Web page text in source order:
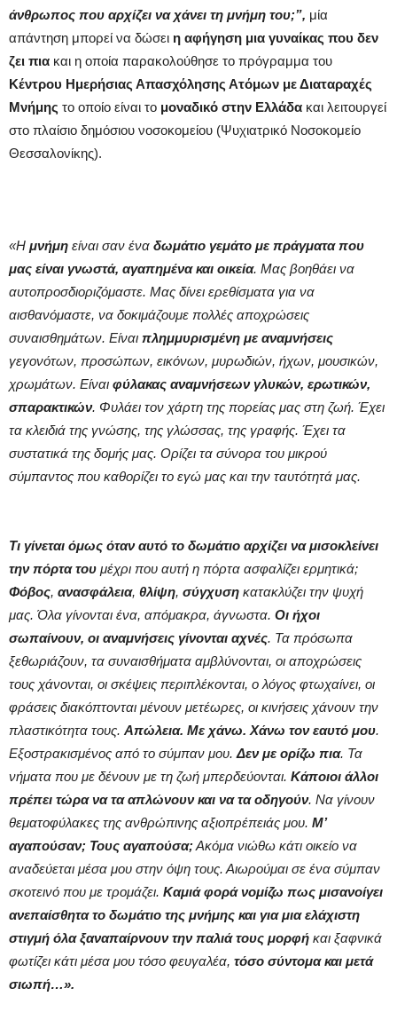
άνθρωπος που αρχίζει να χάνει τη μνήμη του;”, μία
απάντηση μπορεί να δώσει η αφήγηση μια γυναίκας που δεν
ζει πια και η οποία παρακολούθησε το πρόγραμμα του
Κέντρου Ημερήσιας Απασχόλησης Ατόμων με Διαταραχές
Μνήμης το οποίο είναι το μοναδικό στην Ελλάδα και λειτουργεί
στο πλαίσιο δημόσιου νοσοκομείου (Ψυχιατρικό Νοσοκομείο
Θεσσαλονίκης).
«Η μνήμη είναι σαν ένα δωμάτιο γεμάτο με πράγματα που
μας είναι γνωστά, αγαπημένα και οικεία. Μας βοηθάει να
αυτοπροσδιοριζόμαστε. Μας δίνει ερεθίσματα για να
αισθανόμαστε, να δοκιμάζουμε πολλές αποχρώσεις
συναισθημάτων. Είναι πλημμυρισμένη με αναμνήσεις
γεγονότων, προσώπων, εικόνων, μυρωδιών, ήχων, μουσικών,
χρωμάτων. Είναι φύλακας αναμνήσεων γλυκών, ερωτικών,
σπαρακτικών. Φυλάει τον χάρτη της πορείας μας στη ζωή. Έχει
τα κλειδιά της γνώσης, της γλώσσας, της γραφής. Έχει τα
συστατικά της δομής μας. Ορίζει τα σύνορα του μικρού
σύμπαντος που καθορίζει το εγώ μας και την ταυτότητά μας.
Τι γίνεται όμως όταν αυτό το δωμάτιο αρχίζει να μισοκλείνει
την πόρτα του μέχρι που αυτή η πόρτα ασφαλίζει ερμητικά;
Φόβος, ανασφάλεια, θλίψη, σύγχυση κατακλύζει την ψυχή
μας. Όλα γίνονται ένα, απόμακρα, άγνωστα. Οι ήχοι
σωπαίνουν, οι αναμνήσεις γίνονται αχνές. Τα πρόσωπα
ξεθωριάζουν, τα συναισθήματα αμβλύνονται, οι αποχρώσεις
τους χάνονται, οι σκέψεις περιπλέκονται, ο λόγος φτωχαίνει, οι
φράσεις διακόπτονται μένουν μετέωρες, οι κινήσεις χάνουν την
πλαστικότητα τους. Απώλεια. Με χάνω. Χάνω τον εαυτό μου.
Εξοστρακισμένος από το σύμπαν μου.Δεν με ορίζω πια. Τα
νήματα που με δένουν με τη ζωή μπερδεύονται. Κάποιοι άλλοι
πρέπει τώρα να τα απλώνουν και να τα οδηγούν. Να γίνουν
θεματοφύλακες της ανθρώπινης αξιοπρέπειάς μου. Μ’
αγαπούσαν; Τους αγαπούσα;Ακόμα νιώθω κάτι οικείο να
αναδεύεται μέσα μου στην όψη τους. Αιωρούμαι σε ένα σύμπαν
σκοτεινό που με τρομάζει. Καμιά φορά νομίζω πως μισανοίγει
ανεπαίσθητα το δωμάτιο της μνήμης και για μια ελάχιστη
στιγμή όλα ξαναπαίρνουν την παλιά τους μορφή και ξαφνικά
φωτίζει κάτι μέσα μου τόσο φευγαλέα, τόσο σύντομα και μετά
σιωπή…».